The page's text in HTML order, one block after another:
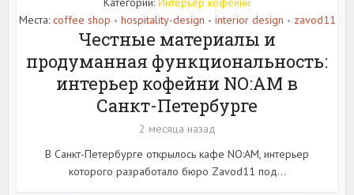
Места: coffee shop • hospitality-design • interior design • zavod11
Честные материалы и
продуманная функциональность:
интерьер кофейни NO:AM в
Санкт-Петербурге
2 месяца назад
В Санкт-Петербурге открылось кафе NO:AM, интерьер
которого разработало бюро Zavod11 под...